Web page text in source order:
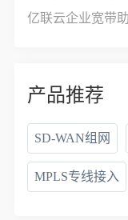
亿联云企业宽带
产品推荐
SD-WAN组网
MPLS专线接入